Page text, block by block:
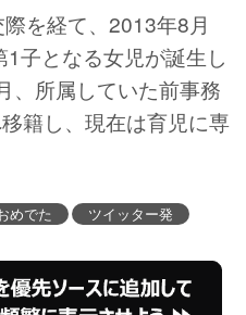
を経て、2013年8月
子となる女児が誕生し
、所属していた前事務
籍し、現在は育児に専
めでた ツイッター発